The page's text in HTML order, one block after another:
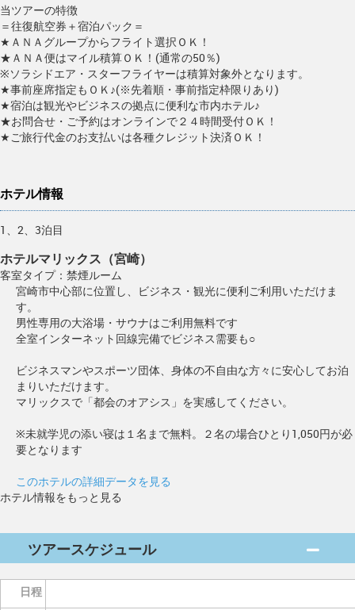
当ツアーの特徴
＝往復航空券＋宿泊パック＝
★ＡＮＡグループからフライト選択ＯＫ！
★ＡＮＡ便はマイル積算ＯＫ！(通常の50％)
※ソラシドエア・スターフライヤーは積算対象外となります。
★事前座席指定もＯＫ♪(※先着順・事前指定枠限りあり)
★宿泊は観光やビジネスの拠点に便利な市内ホテル♪
★お問合せ・ご予約はオンラインで２４時間受付ＯＫ！
★ご旅行代金のお支払いは各種クレジット決済ＯＫ！
ホテル情報
1、2、3泊目
ホテルマリックス（宮崎）
客室タイプ：禁煙ルーム
宮崎市中心部に位置し、ビジネス・観光に便利ご利用いただけま
す。
男性専用の大浴場・サウナはご利用無料です
全室インターネット回線完備でビジネス需要も○
ビジネスマンやスポーツ団体、身体の不自由な方々に安心してお泊
まりいただけます。
マリックスで「都会のオアシス」を実感してください。
※未就学児の添い寝は１名まで無料。２名の場合ひとり1,050円が必
要となります
このホテルの詳細データを見る
ホテル情報をもっと見る
ツアースケジュール
日程